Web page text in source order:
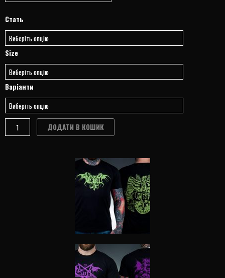
Стать
Size
Варіанти
ФУТБОЛКА
EVIL
quantity
ДОДАТИ В КОШИК